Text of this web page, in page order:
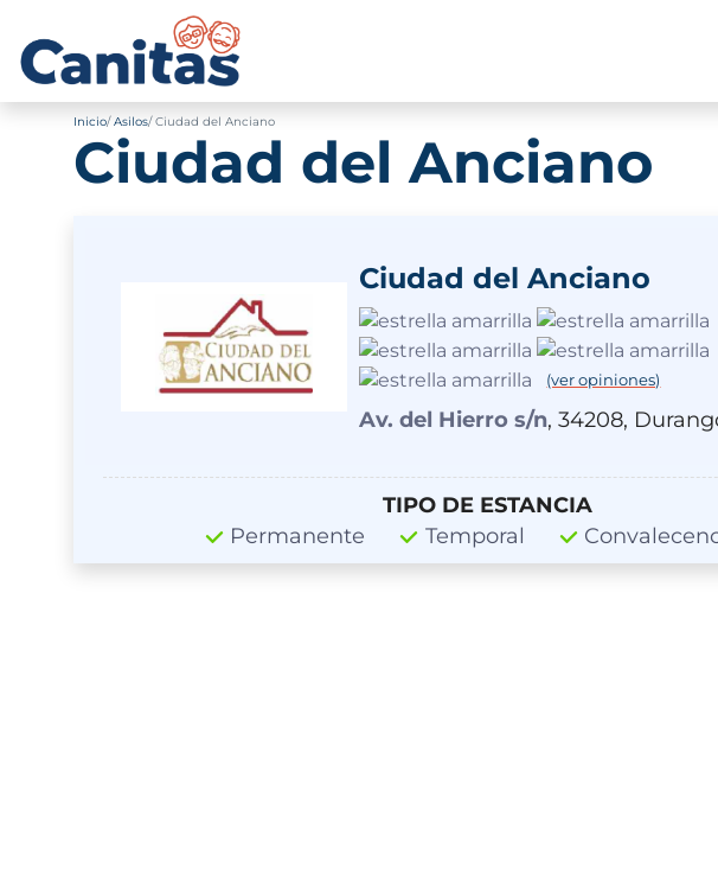
Inicio Asilos Ciudad del Anciano
Ciudad del Anciano
Ciudad del Anciano
(ver opiniones)
Av. del Hierro s/n, 34208,
TIPO DE ESTANCIA
Permanente
Temporal